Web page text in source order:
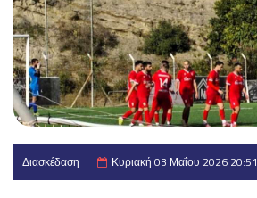
Διασκέδαση Κυριακή 03 Μαΐου 2026 20:51